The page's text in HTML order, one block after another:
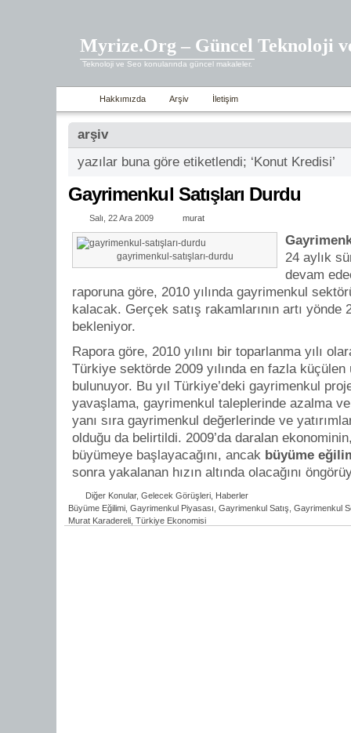
Myrize.Org – Güncel Teknoloji
Teknoloji ve Seo konularında güncel makaleler.
Hakkımızda Arşiv İletişim
arşiv
yazılar buna göre etiketlendi; ‘Konut Kredisi’
Gayrimenkul Satışları Durdu
Salı, 22 Ara 2009 murat
gayrimenkul-satışları-durdu
24 aylık
devam
raporuna göre, 2010 yılında gayrimenkul
kalacak. Gerçek satış rakamlarının artı yönde
bekleniyor.
Rapora göre, 2010 yılını bir toparlanma yılı
Türkiye sektörde 2009 yılında en fazla küçülen
bulunuyor. Bu yıl Türkiye’deki gayrimenkul
yavaşlama, gayrimenkul taleplerinde azalma
yanı sıra gayrimenkul değerlerinde ve
olduğu da belirtildi. 2009’da daralan
büyümeye başlayacağını, ancak büyüme
sonra yakalanan hızın altında olacağını
Diğer Konular, Gelecek Görüşleri Haberler
Büyüme Eğilimi Gayrimenkul Piyasası Gayrimenkul Satış Gayrimenkul
Murat Karadereli Türkiye Ekonomisi